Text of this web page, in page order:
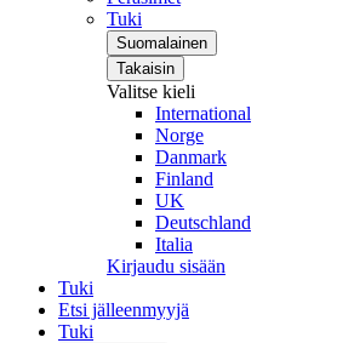
Tuki
Suomalainen
Takaisin
Valitse kieli
International
Norge
Danmark
Finland
UK
Deutschland
Italia
Kirjaudu sisään
Tuki
Etsi jälleenmyyjä
Tuki